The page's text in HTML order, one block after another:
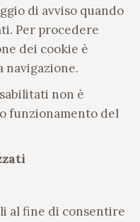
di avviso quando
Per procedere
dei cookie è
non è
funzionamento del
al fine di consentire